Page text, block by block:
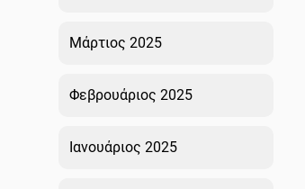
Μάρτιος 2025
Φεβρουάριος 2025
Ιανουάριος 2025